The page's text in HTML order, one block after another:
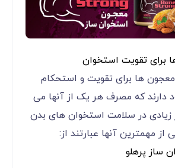
برای تقویت استخوان
معجون ها برای تقویت و استحکام
دارند که مصرف هر یک از آنها می
زیادی در سلامت استخوان های بدن
از مهمترین آنها عبارتند از: